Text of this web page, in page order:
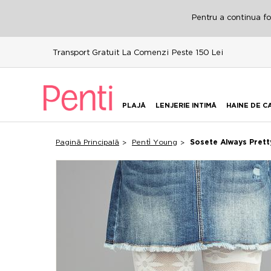
Pentru a continua
Transport Gratuit La Comenzi Peste 150 Lei
PLAJĂ LENJERIE INTIMĂ HAINE DE
Pagină Principală Penti̇ Young Şosete Always